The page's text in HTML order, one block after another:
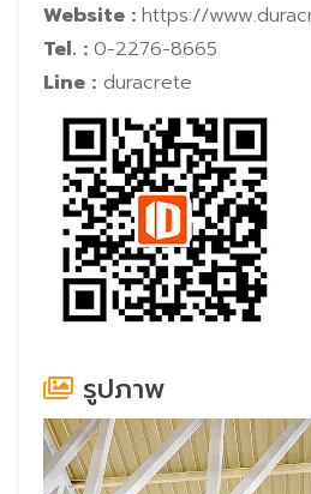
Website : https://
Tel. : 0-2276-8665
Line : duracrete
รูปภาพ